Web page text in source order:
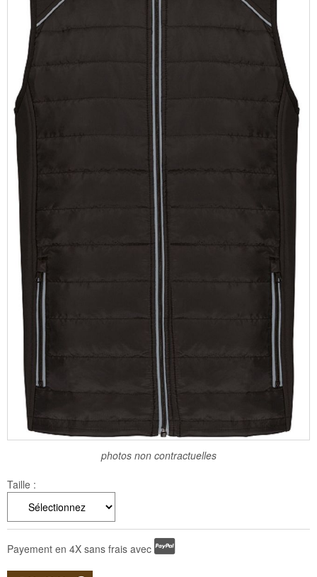
photos non contractuelles
Taille :
Payement en 4X sans frais avec